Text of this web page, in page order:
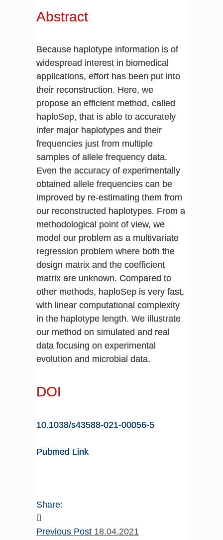
Abstract
Because haplotype information is of
widespread interest in biomedical
applications, effort has been put into
their reconstruction. Here, we
propose an efficient method, called
haploSep, that is able to accurately
infer major haplotypes and their
frequencies just from multiple
samples of allele frequency data.
Even the accuracy of experimentally
obtained allele frequencies can be
improved by re-estimating them from
our reconstructed haplotypes. From a
methodological point of view, we
model our problem as a multivariate
regression problem where both the
design matrix and the coefficient
matrix are unknown. Compared to
other methods, haploSep is very fast,
with linear computational complexity
in the haplotype length. We illustrate
our method on simulated and real
data focusing on experimental
evolution and microbial data.
DOI
10.1038/s43588-021-00056-5
Pubmed Link
Share:
Previous Post 18.04.2021